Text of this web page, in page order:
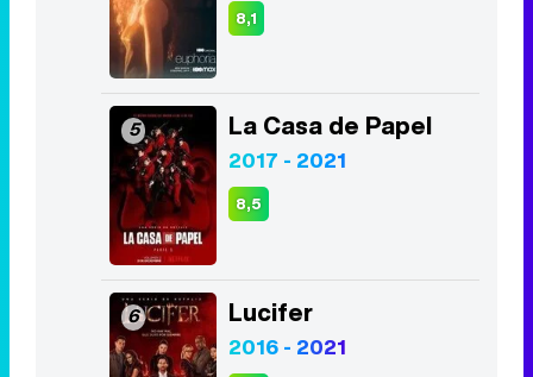
8,1
5 La Casa de Papel
2017 - 2021
8,5
6 Lucifer
2016 - 2021